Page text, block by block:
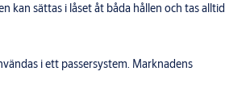
kan sättas i låset åt båda hållen och tas alltid
i ett passersystem. Marknadens